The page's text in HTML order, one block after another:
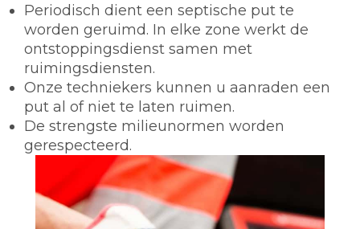
Periodisch dient een septische put te
worden geruimd. In elke zone werkt de
ontstoppingsdienst samen met
ruimingsdiensten.
Onze techniekers kunnen u aanraden een
put al of niet te laten ruimen.
De strengste milieunormen worden
gerespecteerd.